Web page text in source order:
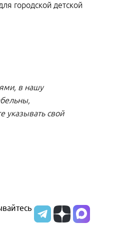
городской детской
в нашу
указывать свой